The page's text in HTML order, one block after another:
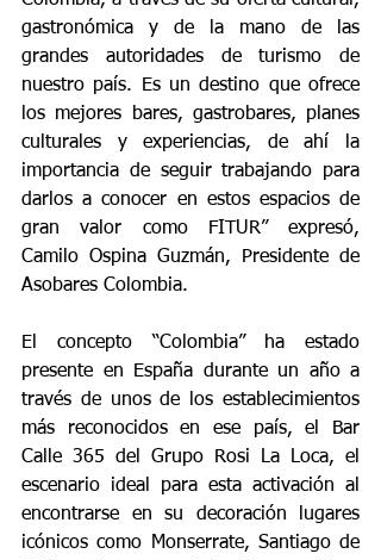
gastronómica y de la mano de las
grandes autoridades de turismo de
nuestro país. Es un destino que ofrece
los mejores bares, gastrobares, planes
culturales y experiencias, de ahí la
importancia de seguir trabajando para
darlos a conocer en estos espacios de
gran valor como FITUR” expresó,
Camilo Ospina Guzmán, Presidente de
Asobares Colombia.
El concepto “Colombia” ha estado
presente en España durante un año a
través de unos de los establecimientos
más reconocidos en ese país, el Bar
Calle 365 del Grupo Rosi La Loca, el
escenario ideal para esta activación al
encontrarse en su decoración lugares
icónicos como Monserrate, Santiago de